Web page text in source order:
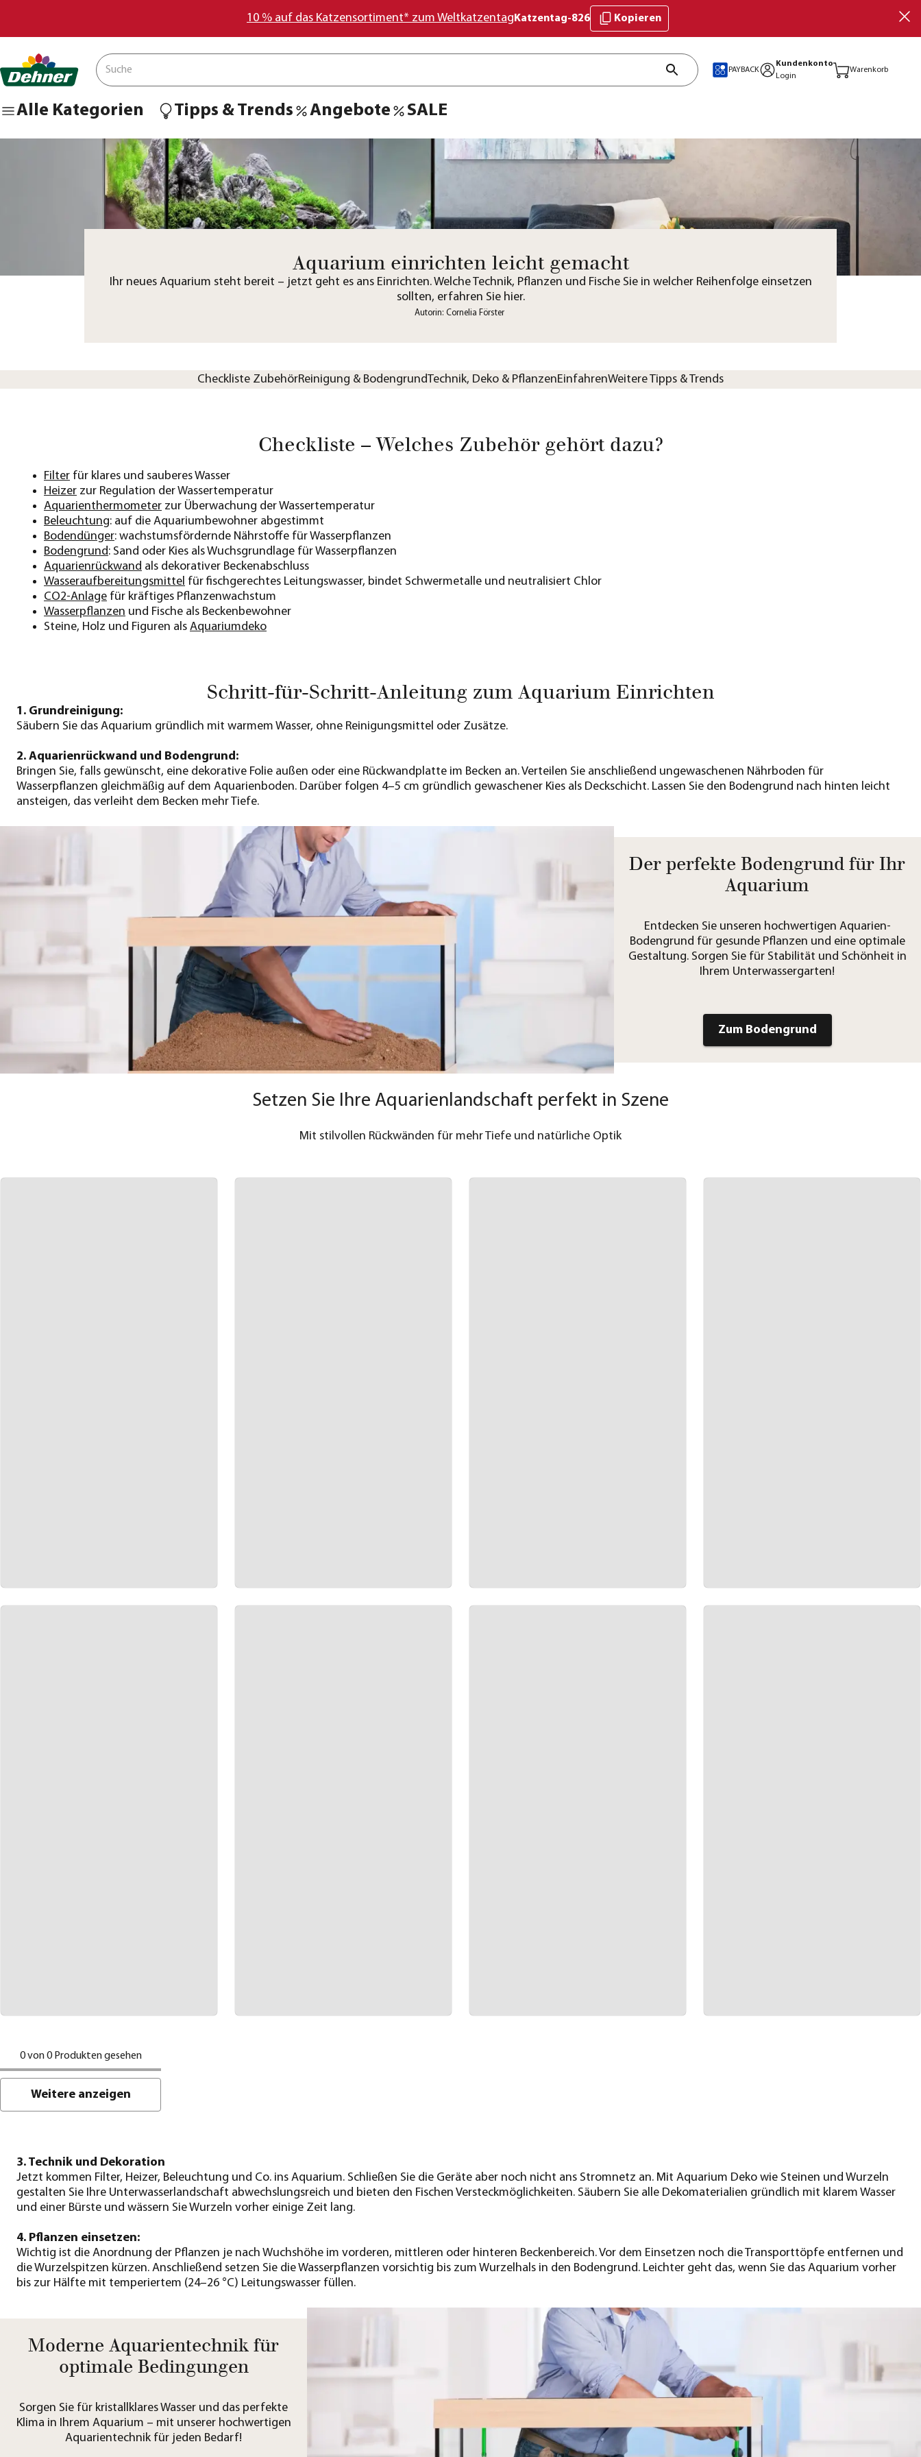
10 % auf das Katzensortiment* zum Weltkatzentag Katzentag-826 Kopieren
PAYBACK
Kundenkonto
Login
Warenkorb
Alle Kategorien Tipps & Trends Angebote SALE
Aquarium einrichten leicht gemacht
Ihr neues Aquarium steht bereit – jetzt geht es ans Einrichten. Welche Technik, Pflanzen und Fische Sie in welcher Reihenfolge einsetzen
sollten, erfahren Sie hier.
Autorin: Cornelia Förster
Checkliste ZubehörReinigung & BodengrundTechnik, Deko & PflanzenEinfahrenWeitere Tipps & Trends
Checkliste – Welches Zubehör gehört dazu?
Filter für klares und sauberes Wasser
Heizer zur Regulation der Wassertemperatur
Aquarienthermometer zur Überwachung der Wassertemperatur
Beleuchtung: auf die Aquariumbewohner abgestimmt
Bodendünger: wachstumsfördernde Nährstoffe für Wasserpflanzen
Bodengrund: Sand oder Kies als Wuchsgrundlage für Wasserpflanzen
Aquarienrückwand als dekorativer Beckenabschluss
Wasseraufbereitungsmittel für fischgerechtes Leitungswasser, bindet Schwermetalle und neutralisiert Chlor
CO2-Anlage für kräftiges Pflanzenwachstum
Wasserpflanzen und Fische als Beckenbewohner
Steine, Holz und Figuren als Aquariumdeko
Schritt-für-Schritt-Anleitung zum Aquarium Einrichten
1. Grundreinigung:
Säubern Sie das Aquarium gründlich mit warmem Wasser, ohne Reinigungsmittel oder Zusätze.
2. Aquarienrückwand und Bodengrund:
Bringen Sie, falls gewünscht, eine dekorative Folie außen oder eine Rückwandplatte im Becken an. Verteilen Sie anschließend ungewaschenen Nährboden für
Wasserpflanzen gleichmäßig auf dem Aquarienboden. Darüber folgen 4–5 cm gründlich gewaschener Kies als Deckschicht. Lassen Sie den Bodengrund nach hinten leicht
ansteigen, das verleiht dem Becken mehr Tiefe.
Der perfekte Bodengrund für Ihr
Aquarium
Entdecken Sie unseren hochwertigen Aquarien-
Bodengrund für gesunde Pflanzen und eine optimale
Gestaltung. Sorgen Sie für Stabilität und Schönheit in
Ihrem Unterwassergarten!
Zum Bodengrund
Setzen Sie Ihre Aquarienlandschaft perfekt in Szene
Mit stilvollen Rückwänden für mehr Tiefe und natürliche Optik
0 von 0 Produkten gesehen
Weitere anzeigen
3. Technik und Dekoration
Jetzt kommen Filter, Heizer, Beleuchtung und Co. ins Aquarium. Schließen Sie die Geräte aber noch nicht ans Stromnetz an. Mit Aquarium Deko wie Steinen und Wurzeln
gestalten Sie Ihre Unterwasserlandschaft abwechslungsreich und bieten den Fischen Versteckmöglichkeiten. Säubern Sie alle Dekomaterialien gründlich mit klarem Wasser
und einer Bürste und wässern Sie Wurzeln vorher einige Zeit lang.
4. Pflanzen einsetzen:
Wichtig ist die Anordnung der Pflanzen je nach Wuchshöhe im vorderen, mittleren oder hinteren Beckenbereich. Vor dem Einsetzen noch die Transporttöpfe entfernen und
die Wurzelspitzen kürzen. Anschließend setzen Sie die Wasserpflanzen vorsichtig bis zum Wurzelhals in den Bodengrund. Leichter geht das, wenn Sie das Aquarium vorher
bis zur Hälfte mit temperiertem (24–26 °C) Leitungswasser füllen.
Moderne Aquarientechnik für
optimale Bedingungen
Sorgen Sie für kristallklares Wasser und das perfekte
Klima in Ihrem Aquarium – mit unserer hochwertigen
Aquarientechnik für jeden Bedarf!